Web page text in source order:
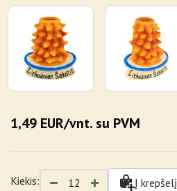
1,49 EUR/vnt. su PVM
Kiekis: Į krepšelį